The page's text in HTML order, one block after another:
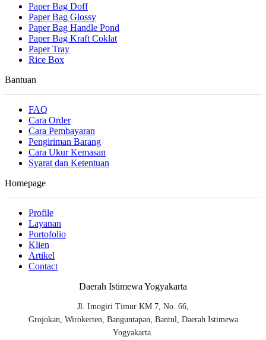
Paper Bag Doff
Paper Bag Glossy
Paper Bag Handle Pond
Paper Bag Kraft Coklat
Paper Tray
Rice Box
Bantuan
FAQ
Cara Order
Cara Pembayaran
Pengiriman Barang
Cara Ukur Kemasan
Syarat dan Ketentuan
Homepage
Profile
Layanan
Portofolio
Klien
Artikel
Contact
Daerah Istimewa Yogyakarta
Jl. Imogiri Timur KM 7, No. 66,
Grojokan, Wirokerten, Banguntapan, Bantul, Daerah Istimewa
Yogyakarta.